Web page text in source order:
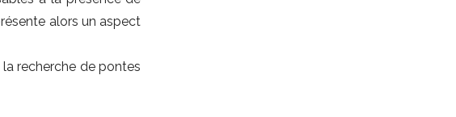
alors un aspect
recherche de pontes